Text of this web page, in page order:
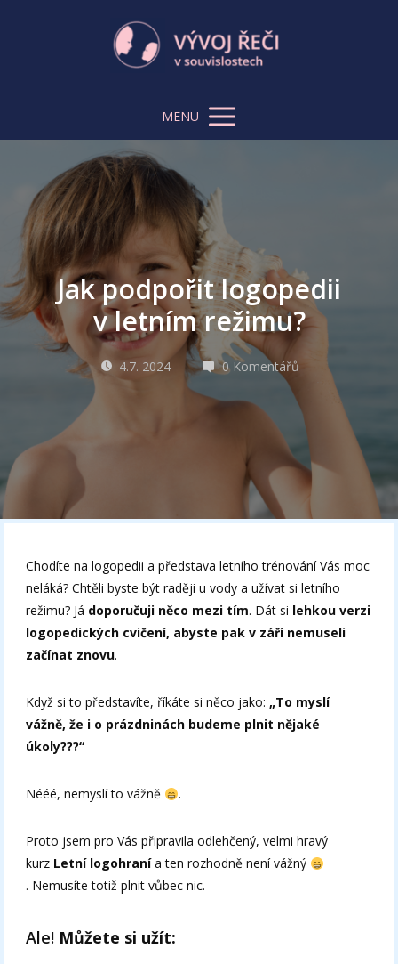
MENU
Jak podpořit logopedii
v letním režimu?
4.7. 2024 0 Komentářů
Chodíte na logopedii a představa letního trénování Vás moc
neláká? Chtěli byste být raději u vody a užívat si letního
režimu? Já doporučuji něco mezi tím. Dát si lehkou verzi
logopedických cvičení, abyste pak v září nemuseli
začínat znovu.
Když si to představíte, říkáte si něco jako:„To myslí
vážně, že i o prázdninách budeme plnit nějaké
úkoly???“
Nééé, nemyslí to vážně .
Proto jsem pro Vás připravila odlehčený, velmi hravý
kurz Letní logohranía ten rozhodně není vážný
. Nemusíte totiž plnit vůbec nic.
Ale! Můžete si užít: